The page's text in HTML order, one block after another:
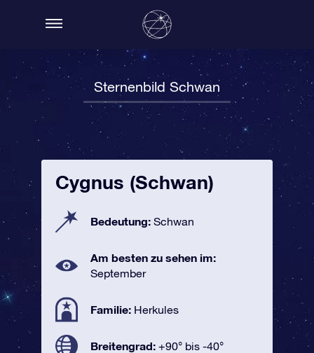
Sternenbild Schwan
Cygnus (Schwan)
Bedeutung: Schwan
Am besten zu sehen im:
September
Familie: Herkules
Breitengrad: +90° bis -40°